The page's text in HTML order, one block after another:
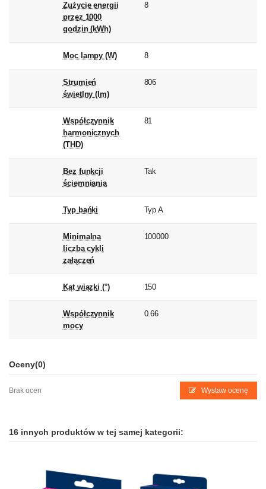
Zużycie energii
przez 1000
godzin (kWh)
8
Moc lampy (W) 8
Strumień
świetlny (lm)
806
Współczynnik
harmonicznych
(THD)
81
Bez funkcji
ściemniania
Tak
Typ bańki Typ A
Minimalna
liczba cykli
załączeń
100000
Kąt wiązki (°) 150
Współczynnik
mocy
0.66
Oceny(0)
Brak ocen Wystaw ocenę
16 innych produktów w tej samej kategorii: